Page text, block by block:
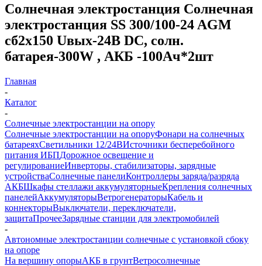
Солнечная электростанция Солнечная
электростанция SS 300/100-24 AGM
сб2x150 Uвых-24В DC, солн.
батарея-300W , АКБ -100Aч*2шт
Главная
-
Каталог
-
Солнечные электростанции на опору
Солнечные электростанции на опоруФонари на солнечных
батареяхСветильники 12/24ВИсточники бесперебойного
питания ИБПДорожное освещение и
регулированиеИнверторы, стабилизаторы, зарядные
устройстваСолнечные панелиКонтроллеры заряда/разряда
АКБШкафы стеллажи аккумуляторныеКрепления солнечных
панелейАккумуляторыВетрогенераторыКабель и
коннекторыВыключатели, переключатели,
защитаПрочееЗарядные станции для электромобилей
-
Автономные электростанции солнечные с установкой сбоку
на опоре
На вершину опорыАКБ в грунтВетросолнечные